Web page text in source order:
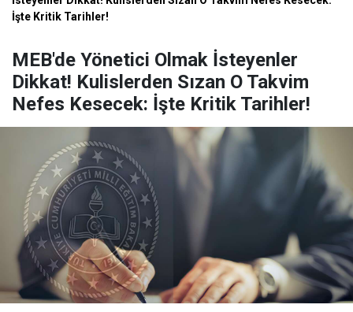
İşte Kritik Tarihler!
MEB'de Yönetici Olmak İsteyenler
Dikkat! Kulislerden Sızan O Takvim
Nefes Kesecek: İşte Kritik Tarihler!